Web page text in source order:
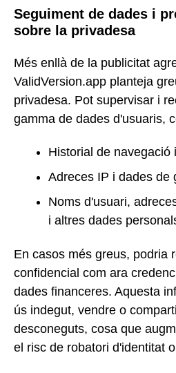
Seguiment de dades i
sobre la privadesa
Més enllà de la publicitat
ValidVersion.app planteja
privadesa. Pot supervisar i
gamma de dades d'usuaris,
Historial de navegació
Adreces IP i dades de
Noms d'usuari,
i altres dades
En casos més greus, podria
confidencial com ara
dades financeres. Aquesta
ús indegut, vendre o
desconeguts, cosa que
el risc de robatori d'identitat